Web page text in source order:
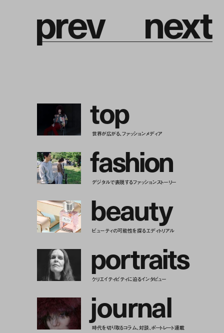
prev next
top
世界が広がる、ファッションメディア
fashion
デジタルで表現するファッションストーリー
beauty
ビューティの可能性を探るエディトリアル
portraits
クリエイティビティに迫るインタビュー
journal
時代を切り取るコラム、対談、ポートレート連載